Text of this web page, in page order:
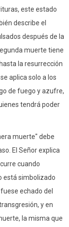
este estado
describe el
​​después de la
muerte tiene
la resurrección
aplica solo a los
de fuego y azufre,
tendrá poder
muerte" debe
El Señor explica
cuando
está simbolizado
echado del
y en
la misma que